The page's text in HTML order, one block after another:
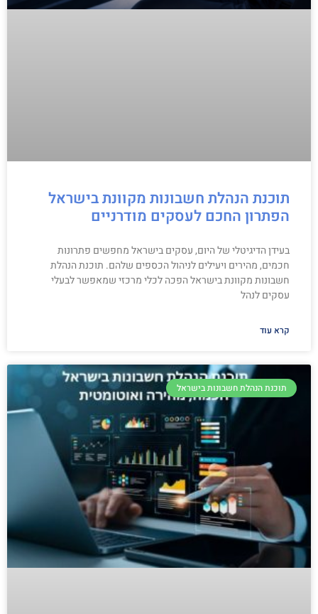
תוכנת הנהלת חשבונות מקוונת בישראל
הפתרון החכם לעסקים מודרניים
בעידן הדיגיטלי של היום, עסקים בישראל מחפשים פתרונות
חכמים, מהירים ויעילים לניהול הכספים שלהם. תוכנת הנהלת
חשבונות מקוונת בישראל הפכה לכלי מרכזי שמאפשר לבעלי
עסקים לנהל
קרא עוד
תוכנת הנהלת חשבונות בישראל